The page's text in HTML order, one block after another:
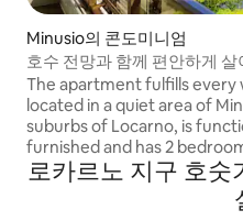
Minusio의 콘도미니엄
호수 전망과 함께 편안하게 살
시오, 로카르노
The apartment fulfills every
located in a quiet area of
suburbs of Locarno, is
furnished and has 2
double bed and 1x bunk
spacious open plan living
terrace. There is also a well-
로카르노 지구 호숫